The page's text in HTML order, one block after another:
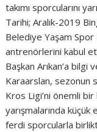
takımı sporcularını
Tarihi; Aralık-2019
Belediye Yaşam Spor
antrenörlerini kabul
Başkan Arıkan’a
Karaarslan, sezonun
Kros Ligi’ni önemli bir
yarışmalarında
ferdi sporcularla